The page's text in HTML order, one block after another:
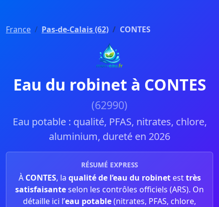
France Pas-de-Calais (62) CONTES
Eau du robinet à CONTES
(62990)
Eau potable : qualité, PFAS, nitrates, chlore,
aluminium, dureté en 2026
RÉSUMÉ EXPRESS
À CONTES, la qualité de l’eau du robinetesttrès
satisfaisanteselon les contrôles officiels (ARS). On
détaille ici l’eau potable(nitrates, PFAS, chlore,